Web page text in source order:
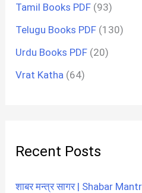
Tamil Books PDF (93)
Telugu Books PDF (130)
Urdu Books PDF (20)
Vrat Katha (64)
Recent Posts
शाबर मन्त्र सागर | Shabar